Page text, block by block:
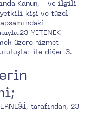
Kanun,– ve ilgili
yetkili kişi ve tüzel
YETENEK
üzere hizmet
ile diğer 3.
tarafından, 23